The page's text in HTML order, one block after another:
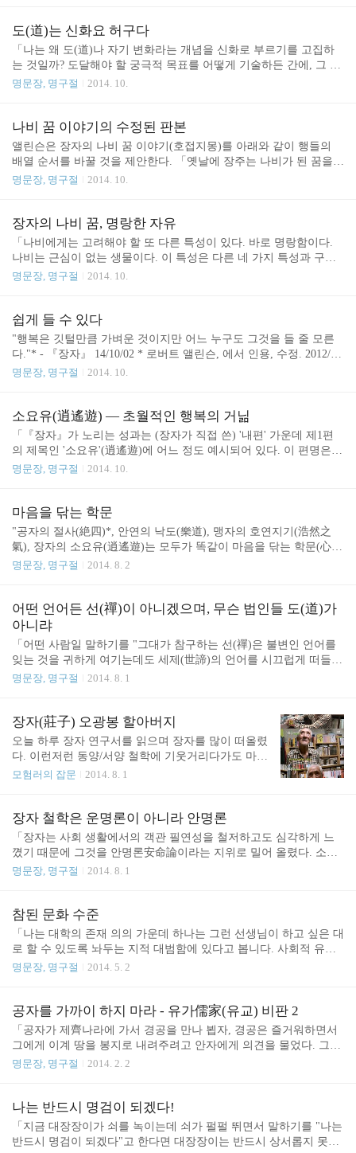
나무는 가치 없기 때문에 천수를 누릴 수 있었다." 장자는 산에서 내
려와 옛 친구의 집에 하룻밤을 묵게 되었다. 그 친구는 기뻐하면서
그의 아들에게 거위 한 마리를 잡아서 조리할 것을 명했다. 그러나
아들이 말했다. "한 마리는 꽥꽥 울어댈 수 있고, 다른 한 마리는 그
렇게 하지 못합니다. 어느 거위를 잡아야 할지 여쭙겠습니다." 그 주
도(道)는 신화요 허구다
「나는 왜 도(道)나 자기 변화라는 개념을 신화로 부르기를 고집하
는 것일까? 도달해야 할 궁극적 목표를 어떻게 기술하든 간에, 그 기
술은 결국 주체와 대상의 관점에서 이루어지는 것임을 염두에 두어
은 거짓일 수밖에 없다. 어떤 기술이든 주체/대상의 이분법을 필연적
으로 수반하며, 따라서 우리가 도에 대해 말하는 것은 거짓일 수밖에
없다. 우리는 도 개념을 신화라고 부를 수 있을 뿐이다. 신화는 절대
들의 존재 방식을 설명하기 위해 제안하는 가장 그럴 듯한 이야기,
명문장, 명구절 2014. 10.
나비 꿈 이야기의 수정된 판본
앨린슨은 장자의 나비 꿈 이야기(호접지몽)를 아래와 같이 행들의
배열 순서를 바꿀 것을 제안한다. 「옛날에 장주는 나비가 된 꿈을
꾸었다. 나비는 자기가 원하는 곳으로 훨훨 날아다녔다. 그는 자신이
깨어난다. 그는 자기가 장주라는 걸 깨닫는다. 그러므로 장주와 나비
사이에는 반드시 어떤 구분이 있어야만 한다. 이것이 변화이다.」* 1
4/10/04 * 로버트 앨린슨, 장자
명문장, 명구절 2014. 10.
장자의 나비 꿈, 명랑한 자유
「나비에게는 고려해야 할 또 다른 특성이 있다. 바로 명랑함이다.
나비는 근심이 없는 생물이다. 이 특성은 다른 네 가지 특성과 구분
된다. 이것은 은유적으로 네 가지 특성과는 조금 다른 목적에 기여하
반영한다. 변화의 결과는 나비로서는 자기 희열인 동시에 해방감이
다. 이것은 나의 억측으로 보일지도 모르지만, 독자의 입장에서 우리
는 나비하면 그런 특성들을 떠올린다. 중요한 것도 바로 이 점이다.
행복해 보이는 생물이다. 우리는 나비가 명랑하고 근심이 없다고 생
명문장, 명구절 2014. 10.
쉽게 들 수 있다
"행복은 깃털만큼 가벼운 것이지만 어느 누구도 그것을 들 줄 모른
다."* - 『장자』 14/10/02 * 로버트 앨린슨, 에서 인용, 수정. 2012/0
6/29 - 가장 최소한의 것이 주는 행복
명문장, 명구절 2014. 10.
소요유(逍遙遊) ― 초월적인 행복의 거닒
「『장자』가 노리는 성과는 (장자가 직접 쓴) '내편' 가운데 제1편
의 제목인 '소요유'(逍遙遊)에 어느 정도 예시되어 있다. 이 편명은
'행복한 방랑'(Happy Wandering) 또는 '목적지 없이 어슬렁거리기'(Go
다. 그러나 이 번역들은 언어학적으로는 적절하지만 철학적으로는
잘못된 번역이다. '유'(遊, wandering)란 자기가 꿈꾸는 곳이면 어느
방향으로든 움직여 갈 수 있는 마음의 절대적 자유를 가리킨다. 그것
은 초월 또는 초월적 행복의 상태를 달성한 이후에나 가능한 자유의
단계이다. 이 상태는 오로지 영혼의 변화가 일어난 단계에서만 ..
명문장, 명구절 2014. 10.
마음을 닦는 학문
"공자의 절사(絶四)*, 안연의 낙도(樂道), 맹자의 호연지기(浩然之
氣), 장자의 소요유(逍遙遊)는 모두가 똑같이 마음을 닦는 학문(心
學)이다."** 14/08/20 * 절사(絶四): 무의(毋意: 억측), 무필(毋必: 집
명문장, 명구절 2014. 8. 2
어떤 언어든 선(禪)이 아니겠으며, 무슨 법인들 도(道)가
아니랴
「어떤 사람일 말하기를 "그대가 참구하는 선(禪)은 불변인 언어를
잊는 것을 귀하게 여기는데도 세제(世諦)의 언어를 시끄럽게 떠들고
있다. 어느 곳에서 참선의 위대함을 취하겠는가"라고 하기에 나는
모이고 벌들이 노니는 것이 모두가 신령한 이치로 귀결된다. 이와 같
다면 어떤 언어이든 선이 아니겠으며, 무슨 법인들 도가 아니랴. 하
물며 분별지를 버리고 주관적인 회포를 잊는 담론이 어찌 참선으로
들어가는 초보의 경지가 아니랴. 또한 선은 나라는 아집이 본성을 가
렸기 때문에 아집을 타파함으로써 선의 이치에 도달함이 아니겠느
명문장, 명구절 2014. 8. 1
장자(莊子) 오광봉 할아버지
오늘 하루 장자 연구서를 읽으며 장자를 많이 떠올렸
다. 이런저런 동양/서양 철학에 기웃거리다가도 마음
이 어지럽거나 그늘이 지려고 할 때면 어김없이 장자
10시간 신문배달을 하고, 신문배달이 끝나면 독거노
인과 어려운 사람들을 도우려 야밤에 파지를 주우러
다니고, 한밤중에 집에 돌아와서는 독서에 여념이 없
, , , , 등등 이천여 권이 넘는 책이 사면에 빽빽이 들
는 꼭 책을 사신다고 한다. 할아버지의 기품이 그대
로 드러나는 고아한 서재였다. 송宋나라 몽성蒙城 사
람 장자는 옻나무밭을 관리하며..
모험러의 잡문 2014. 8. 1
장자 철학은 운명론이 아니라 안명론
「장자는 사회 생활에서의 객관 필연성을 철저하고도 심각하게 느
꼈기 때문에 그것을 안명론安命論이라는 지위로 밀어 올렸다. 소위
안명론과 숙명론은 대체로 일치하지만 장자 사상에서 중요한 점은
는 명을 변경시킬 수 없는 것이라고 말할 때 안명무위安命無爲의 합
리성을 논증하고 안명무위를 기초로 해서 정신적인 자유를 추구해
야 한다고 주장하는 데에 중점을 두었다. 따라서 안명론의 관점이 운
8/10 * 리우샤오간, 2014/08/10 - 장자(莊子) 오광봉 할아버지 2013/0
명문장, 명구절 2014. 8. 1
참된 문화 수준
「나는 대학의 존재 의의 가운데 하나는 그런 선생님이 하고 싶은 대
로 할 수 있도록 놔두는 지적 대범함에 있다고 봅니다. 사회적 유용
성이란 견지에서 보자면 아카쓰카 선생의 장자 연구는 내내 책으로
나 인간의 문화 활동의 가장 대단한 점은 대체로 사회적 유용성이 전
무한 곳에서 이루어진다는 것입니다. 유용성은 전무하지만 극소수
라도 진실로 그 가치를 알 만한 사람이 '매우 훌륭하다'고 인정하는
의 참된 문화 수준을 보여주는 것이라고 봅니다.」* - 다치바나 다카
명문장, 명구절 2014. 5. 2
공자를 가까이 하지 마라 - 유가儒家(유교) 비판 2
「공자가 제齊나라에 가서 경공을 만나 뵙자, 경공은 즐거워하면서
그에게 이계 땅을 봉지로 내려주려고 안자에게 의견을 물었다. 그러
나 안자는 이렇게 반대하였다. "안 됩니다. 저들은 오만하면서 자신
가 하면 천명天命만 세워놓고 일에는 게을러, 직무를 맡길 수 없습니
다. 게다가 장례에 너무 돈을 들여 백성과 나라를 파국으로 몰고 가
며, 상喪을 너무 오래 끌어 슬퍼하느라 세월을 허비하니, 백성을 자
명문장, 명구절 2014. 2. 2
나는 반드시 명검이 되겠다!
「지금 대장장이가 쇠를 녹이는데 쇠가 펄펄 뛰면서 말하기를 "나는
반드시 명검이 되겠다"고 한다면 대장장이는 반드시 상서롭지 못한